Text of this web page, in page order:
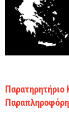
Παρατηρητήριο